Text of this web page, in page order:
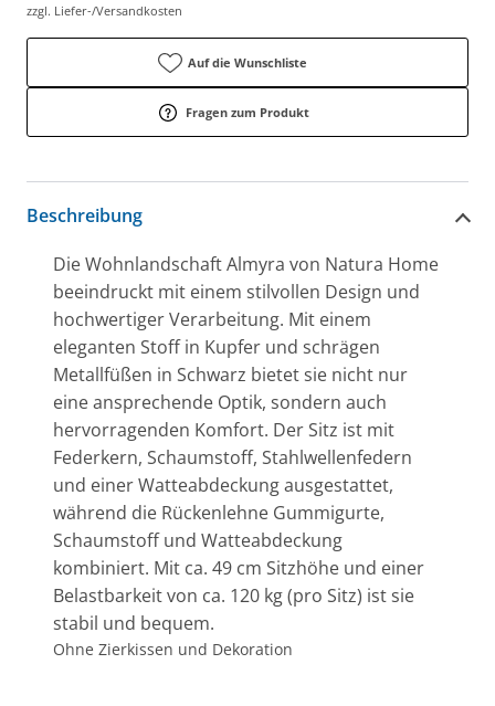
zzgl. Liefer-/Versandkosten
Auf die Wunschliste
Fragen zum Produkt
Beschreibung
Die Wohnlandschaft Almyra von Natura Home
beeindruckt mit einem stilvollen Design und
hochwertiger Verarbeitung. Mit einem
eleganten Stoff in Kupfer und schrägen
Metallfüßen in Schwarz bietet sie nicht nur
eine ansprechende Optik, sondern auch
hervorragenden Komfort. Der Sitz ist mit
Federkern, Schaumstoff, Stahlwellenfedern
und einer Watteabdeckung ausgestattet,
während die Rückenlehne Gummigurte,
Schaumstoff und Watteabdeckung
kombiniert. Mit ca. 49 cm Sitzhöhe und einer
Belastbarkeit von ca. 120 kg (pro Sitz) ist sie
stabil und bequem.
Ohne Zierkissen und Dekoration